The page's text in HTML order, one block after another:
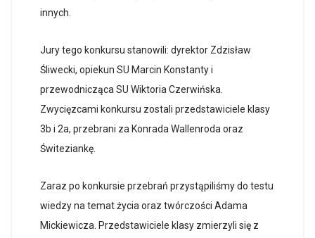
innych.
Jury tego konkursu stanowili: dyrektor Zdzisław
Śliwecki, opiekun SU Marcin Konstanty i
przewodnicząca SU Wiktoria Czerwińska.
Zwycięzcami konkursu zostali przedstawiciele klasy
3b i 2a, przebrani za Konrada Wallenroda oraz
Świteziankę.
Zaraz po konkursie przebrań przystąpiliśmy do testu
wiedzy na temat życia oraz twórczości Adama
Mickiewicza. Przedstawiciele klasy zmierzyli się z